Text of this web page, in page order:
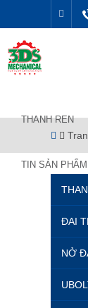
THANH REN
TIN SẢN PHẨM
ĐAI
NỞ